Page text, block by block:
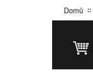
Domů